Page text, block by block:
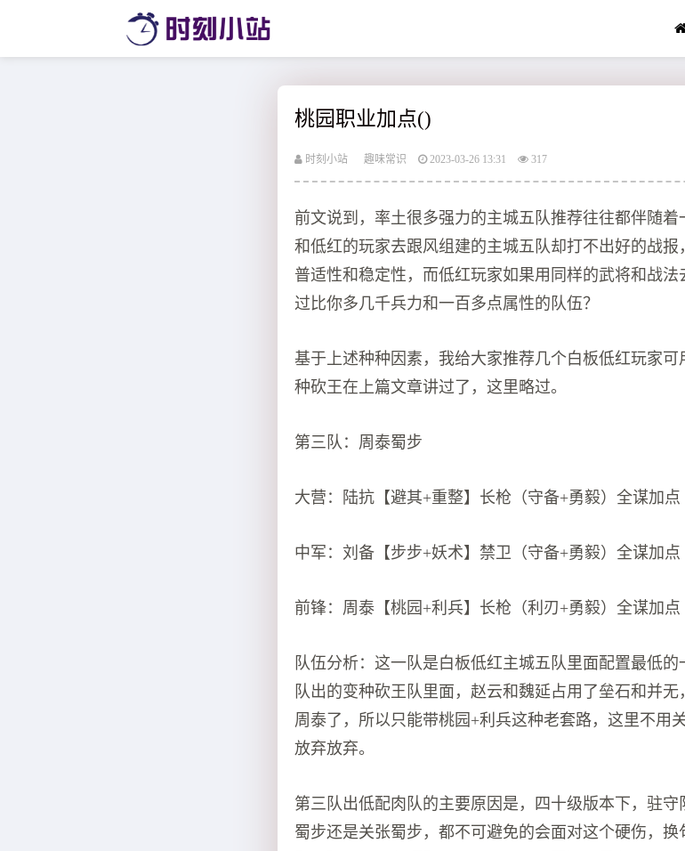
桃园职业加点()
时刻小站 趣味常识 2023-03-26 13:31 317
前文说到，率土很多强力的主城五队推荐往往都伴随
和低红的玩家去跟风组建的主城五队却打不出好的战
普适性和稳定性，而低红玩家如果用同样的武将和战
过比你多几千兵力和一百多点属性的队伍？
基于上述种种因素，我给大家推荐几个白板低红玩家
种砍王在上篇文章讲过了，这里略过。
第三队：周泰蜀步
大营：陆抗【避其+重整】长枪（守备+勇毅）全谋加点
中军：刘备【步步+妖术】禁卫（守备+勇毅）全谋加点
前锋：周泰【桃园+利兵】长枪（利刃+勇毅）全谋加点
队伍分析：这一队是白板低红主城五队里面配置最低
队出的变种砍王队里面，赵云和魏延占用了垒石和并无
周泰了，所以只能带桃园+利兵这种老套路，这里不用
放弃放弃。
第三队出低配肉队的主要原因是，四十级版本下，驻
蜀步还是关张蜀步，都不可避免的会面对这个硬伤，换